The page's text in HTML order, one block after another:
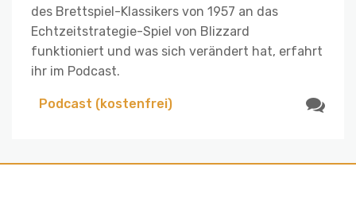
des Brettspiel-Klassikers von 1957 an das
Echtzeitstrategie-Spiel von Blizzard
funktioniert und was sich verändert hat, erfahrt
ihr im Podcast.
Podcast (kostenfrei)